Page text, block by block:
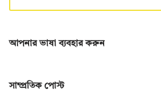
আপনার ভাষা ব্যবহার করুন
সাম্প্রতিক পোস্ট